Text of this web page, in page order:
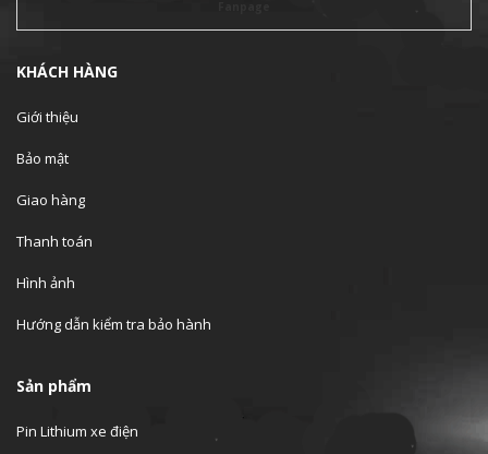
KHÁCH HÀNG
Giới thiệu
Bảo mật
Giao hàng
Thanh toán
Hình ảnh
Hướng dẫn kiểm tra bảo hành
Sản phẩm
Pin Lithium xe điện